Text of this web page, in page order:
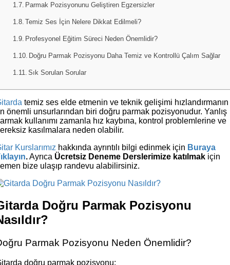
Parmak Pozisyonunu Geliştiren Egzersizler
Temiz Ses İçin Nelere Dikkat Edilmeli?
Profesyonel Eğitim Süreci Neden Önemlidir?
Doğru Parmak Pozisyonu Daha Temiz ve Kontrollü Çalım Sağlar
Sık Sorulan Sorular
temiz ses elde etmenin ve teknik gelişimi hızlandırmanın
önemli unsurlarından biri doğru parmak pozisyonudur. Yanlış
kullanımı zamanla hız kaybına, kontrol problemlerine ve
kasılmalara neden olabilir.
Kurslarımız hakkında ayrıntılı bilgi edinmek için Buraya
.Ayrıca Ücretsiz Deneme Derslerimize katılmak için
bize ulaşıp randevu alabilirsiniz.
Doğru Parmak Pozisyonu
Parmak Pozisyonu Neden Önemlidir?
doğru parmak pozisyonu: